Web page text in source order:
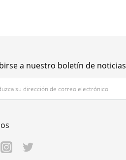
a nuestro boletín de noticias